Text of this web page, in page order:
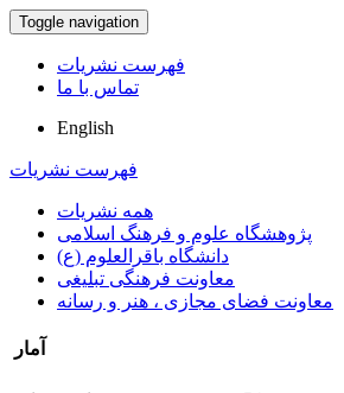
Toggle navigation
فهرست نشریات
تماس با ما
English
فهرست نشریات
همه نشریات
پژوهشگاه علوم و فرهنگ اسلامی
دانشگاه باقرالعلوم (ع)
معاونت فرهنگی تبلیغی
معاونت فضای مجازی ، هنر و رسانه
آمار